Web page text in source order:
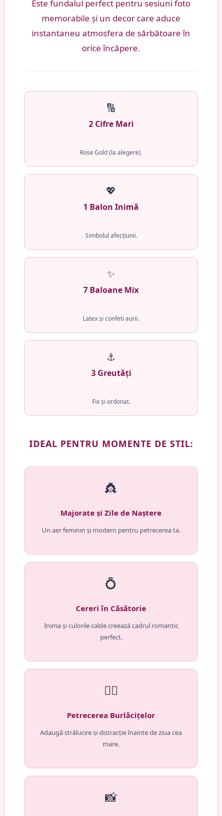
Este fundalul perfect pentru sesiuni foto
memorabile și un decor care aduce
instantaneu atmosfera de sărbătoare în
orice încăpere.
🔢
2 Cifre Mari
Rose Gold (la alegere).
💖
1 Balon Inimă
Simbolul afecțiunii.
✨
7 Baloane Mix
Latex și confeti aurii.
⚓
3 Greutăți
Fix și ordonat.
IDEAL PENTRU MOMENTE DE STIL:
👸
Majorate și Zile de Naștere
Un aer feminin și modern pentru petrecerea ta.
💍
Cereri în Căsătorie
Inima și culorile calde creează cadrul romantic
perfect.
👯‍♀️
Petrecerea Burlăcițelor
Adaugă strălucire și distracție înainte de ziua cea
mare.
📸